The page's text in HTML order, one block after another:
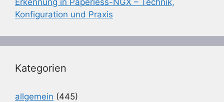
Konfiguration und Praxis
Kategorien
allgemein (445)